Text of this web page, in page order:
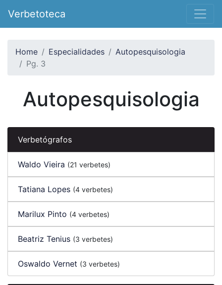
Verbetoteca
Home Especialidades
Autopesquisologia
Pg. 3
Autopesquisologia
Verbetógrafos
Waldo Vieira (21 verbetes)
Tatiana Lopes (4 verbetes)
Marilux Pinto (4 verbetes)
Beatriz Tenius (3 verbetes)
Oswaldo Vernet (3 verbetes)